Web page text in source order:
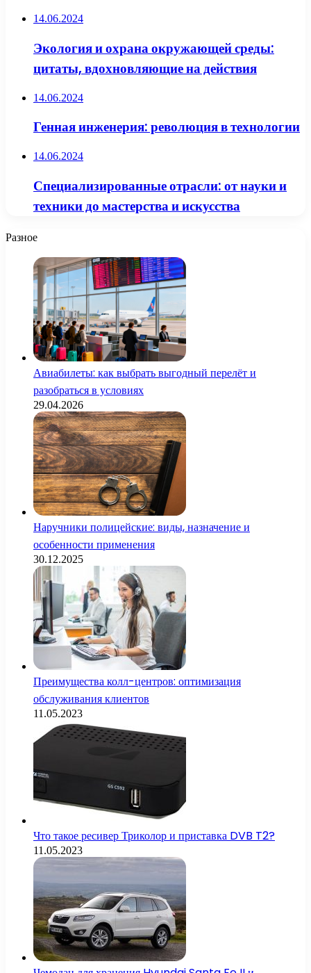
14.06.2024
Экология и охрана окружающей среды:
цитаты, вдохновляющие на действия
14.06.2024
Генная инженерия: революция в технологии
14.06.2024
Специализированные отрасли: от науки и
техники до мастерства и искусства
Разное
Авиабилеты: как выбрать выгодный перелёт и
разобраться в условиях
29.04.2026
Наручники полицейские: виды, назначение и
особенности применения
30.12.2025
Преимущества колл-центров: оптимизация
обслуживания клиентов
11.05.2023
Что такое ресивер Триколор и приставка DVB T2?
11.05.2023